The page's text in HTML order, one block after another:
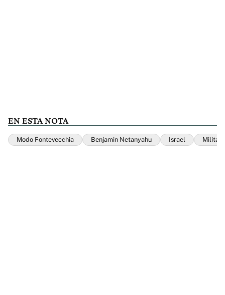
EN ESTA NOTA
Modo Fontevecchia Benjamin Netanyahu Israel